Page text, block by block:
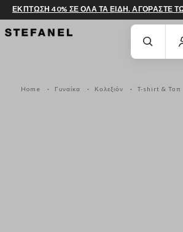
ΜΕΤΆΒΑΣΗ ΣΤΟ ΚΎΡΙΟ ΠΕΡΙΕΧΌΜΕΝΟ
ΕΚΠΤΩΣΗ 40% ΣΕ ΟΛΑ ΤΑ ΕΙΔΗ. ΑΓΟΡΑΣΤΕ
Home Γυναίκα Κολεξιόν T-shirt & Τοπ